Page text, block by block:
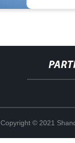
Copyright © 2021